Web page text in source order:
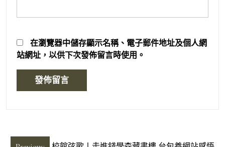
在瀏覽器中儲存顯示名稱、電子郵件地址及個人網
站網址，以供下次發佈留言時使用。